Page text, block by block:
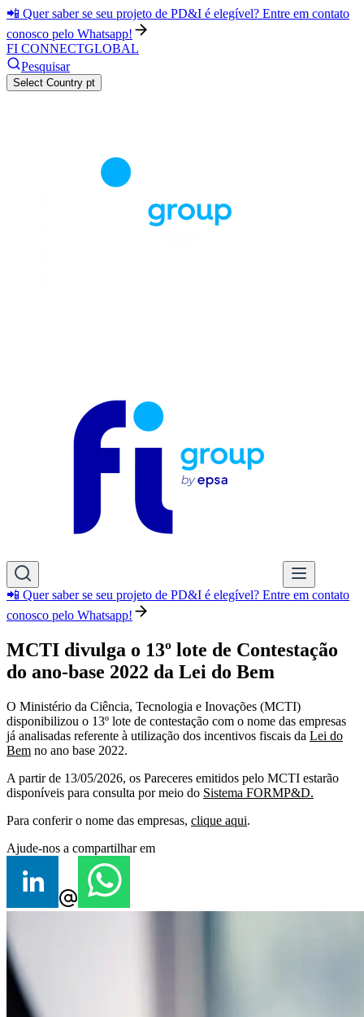
📲 Quer saber se seu projeto de PD&I é elegível? Entre em contato
conosco pelo Whatsapp!
FI CONNECTGLOBAL
Pesquisar
Select Country pt
📲 Quer saber se seu projeto de PD&I é elegível? Entre em contato
conosco pelo Whatsapp!
MCTI divulga o 13º lote de Contestação
do ano-base 2022 da Lei do Bem
O Ministério da Ciência, Tecnologia e Inovações (MCTI)
disponibilizou o 13º lote de contestação com o nome das empresas
já analisadas referente à utilização dos incentivos fiscais da Lei do
Bem no ano base 2022.
A partir de 13/05/2026, os Pareceres emitidos pelo MCTI estarão
disponíveis para consulta por meio do Sistema FORMP&D.
Para conferir o nome das empresas, clique aqui.
Ajude-nos a compartilhar em